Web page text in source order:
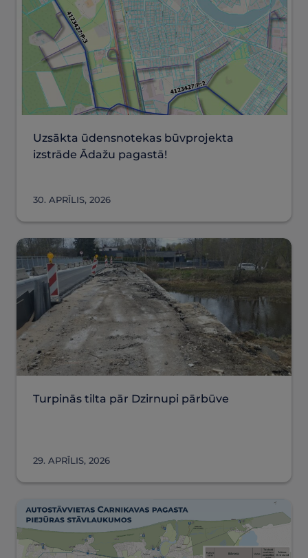
Uzsākta ūdensnotekas būvprojekta
izstrāde Ādažu pagastā!
30. APRĪLIS, 2026
Turpinās tilta pār Dzirnupi pārbūve
29. APRĪLIS, 2026